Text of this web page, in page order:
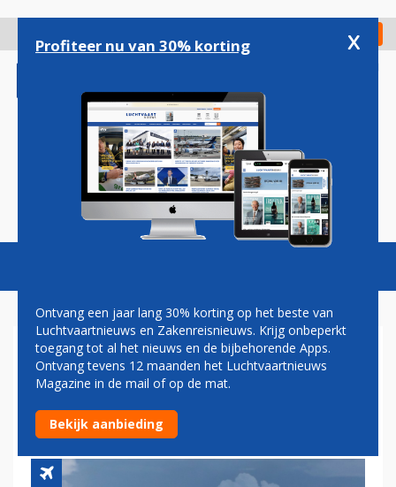
gaan
Check in
Magazine Podcasts Vacatures
QATAR AIRWAYS START
VRACHTDIENST NAAR
HALIFAX EN NEW YORK
Profiteer nu van 30% korting x
Ontvang een jaar lang 30% korting op het beste van
Luchtvaartnieuws en Zakenreisnieuws. Krijg onbeperkt
toegang tot al het nieuws en de bijbehorende Apps.
Ontvang tevens 12 maanden het Luchtvaartnieuws
Magazine in de mail of op de mat.
Bekijk aanbieding